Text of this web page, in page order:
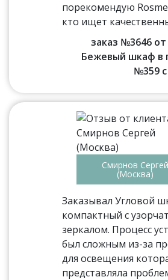
порекомендую
кто ищет
заказ №3646 от
Бежевый шкаф в
№359
Смирнов Сергей
(Москва)
Заказывал Угловой
компактный с
зеркалом. Процесс
был сложным из-за
для освещения
представляла